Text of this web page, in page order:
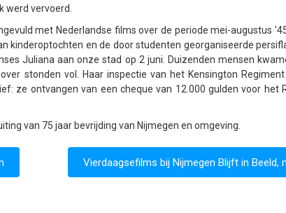
werd vervoerd.
met Nederlandse films over de periode mei-augustus
kinderoptochten en de door studenten georganiseerde
Juliana aan onze stad op 2 juni.
Duizenden mensen
stonden vol.
Haar inspectie van het Kensington
ze ontvangen van een cheque van 12.000 gulden voor het
van 75 jaar bevrijding van Nijmegen en omgeving.
Vierdaagsefilms bij Nijmegen Blijft in Beeld,